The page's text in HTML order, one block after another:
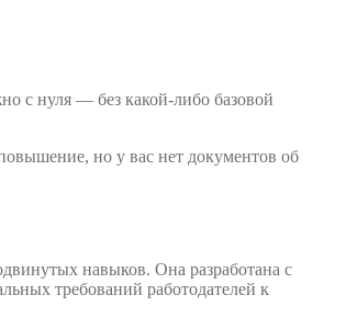
с нуля — без какой-либо базовой
но у вас нет документов об
навыков. Она разработана с
требований работодателей к